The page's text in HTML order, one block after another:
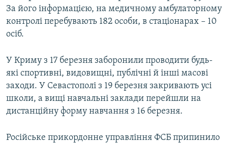
За його інформацією, на медичному амбулаторному
контролі перебувають 182 особи, в стаціонарах – 10
осіб.
У Криму з 17 березня заборонили проводити будь-
які спортивні, видовищні, публічні й інші масові
заходи. У Севастополі з 19 березня закривають усі
школи, а вищі навчальні заклади перейшли на
дистанційну форму навчання з 16 березня.
Російське прикордонне управління ФСБ припинило